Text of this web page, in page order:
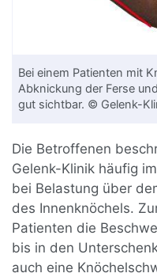
Bei einem Patienten mit
Abknickung der Ferse
gut sichtbar. © Gelenk-
Die Betroffenen
Gelenk-Klinik häufig
bei Belastung über
des Innenknöchels.
Patienten die
bis in den
auch eine